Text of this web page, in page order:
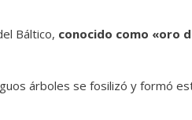
Báltico, conocido como «oro
árboles se fosilizó y formó